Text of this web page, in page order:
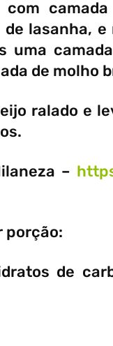
com
lasanha,
uma
de molho
ralado e
–
porção:
de